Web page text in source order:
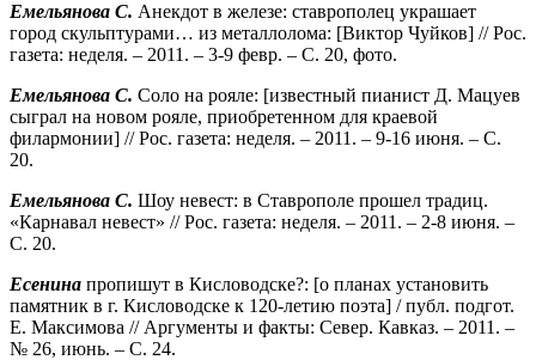
Емельянова С. Анекдот в железе: ставрополец украшает
город скульптурами… из металлолома: [Виктор Чуйков] // Рос.
газета: неделя. – 2011. – 3-9 февр. – С. 20, фото.
Емельянова С. Соло на рояле: [известный пианист Д. Мацуев
сыграл на новом рояле, приобретенном для краевой
филармонии] // Рос. газета: неделя. – 2011. – 9-16 июня. – С.
20.
Емельянова С. Шоу невест: в Ставрополе прошел традиц.
«Карнавал невест» // Рос. газета: неделя. – 2011. – 2-8 июня. –
С. 20.
Есенина пропишут в Кисловодске?: [о планах установить
памятник в г. Кисловодске к 120-летию поэта] / публ. подгот.
Е. Максимова // Аргументы и факты: Север. Кавказ. – 2011. –
№ 26, июнь. – С. 24.